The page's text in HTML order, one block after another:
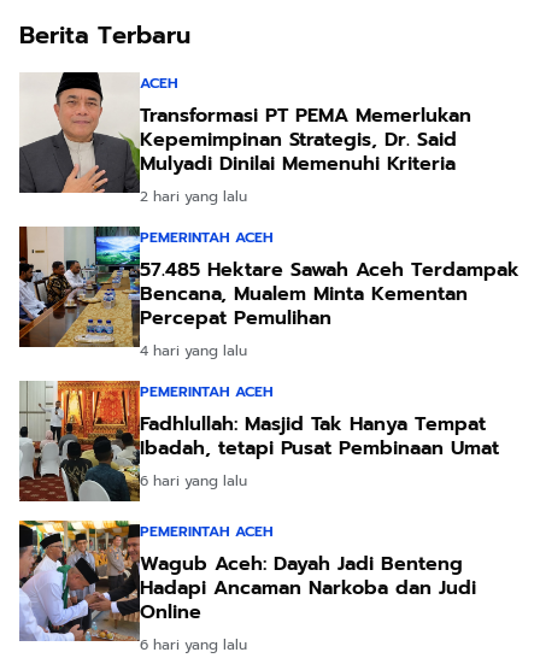
Berita Terbaru
ACEH
Transformasi PT PEMA Memerlukan
Kepemimpinan Strategis, Dr. Said
Mulyadi Dinilai Memenuhi Kriteria
2 hari yang lalu
PEMERINTAH ACEH
57.485 Hektare Sawah Aceh Terdampak
Bencana, Mualem Minta Kementan
Percepat Pemulihan
4 hari yang lalu
PEMERINTAH ACEH
Fadhlullah: Masjid Tak Hanya Tempat
Ibadah, tetapi Pusat Pembinaan Umat
6 hari yang lalu
PEMERINTAH ACEH
Wagub Aceh: Dayah Jadi Benteng
Hadapi Ancaman Narkoba dan Judi
Online
6 hari yang lalu